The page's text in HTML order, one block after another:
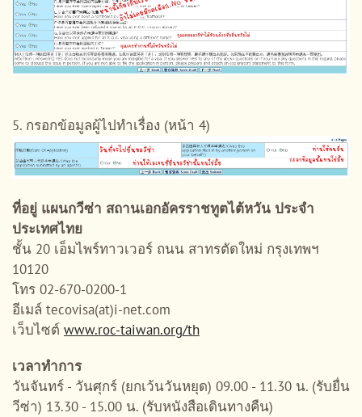
5. กรอกข้อมูลผู้ไปทำเรื่อง (หน้า 4)
ที่อยู่ แผนกวีซ่า สถานเอกอัครราชทูตไต้หวัน ประจำ
ประเทศไทย
ชั้น 20 เอ็มไพร์ทาวเวอร์ ถนน สาทรตัดใหม่ กรุงเทพฯ
10120
โทร 02-670-0200-1
อีเมล์ tecovisa(at)i-net.com
เว็บไซต์ www.roc-taiwan.org/th
เวลาทำการ
วันจันทร์ - วันศุกร์ (ยกเว้นวันหยุด) 09.00 - 11.30 น. (รับยื่น
วีซ่า) 13.30 - 15.00 น. (รับหนังสือเดินทางคืน)